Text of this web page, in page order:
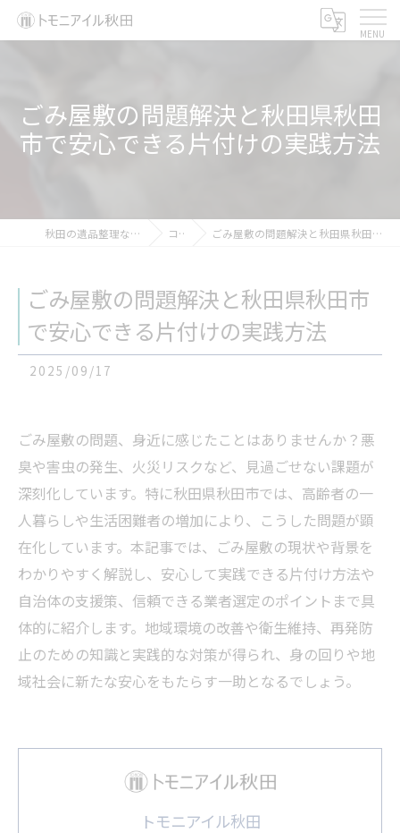
ごみ屋敷の問題解決と秋田県秋田
市で安心できる片付けの実践方法
秋田の遺品整理ならトモニアイル秋田 コラム ごみ屋敷の問題解決と秋田県秋田市で安心できる片付けの実践方法
ごみ屋敷の問題解決と秋田県秋田市
で安心できる片付けの実践方法
2025/09/17
ごみ屋敷の問題、身近に感じたことはありませんか？悪
臭や害虫の発生、火災リスクなど、見過ごせない課題が
深刻化しています。特に秋田県秋田市では、高齢者の一
人暮らしや生活困難者の増加により、こうした問題が顕
在化しています。本記事では、ごみ屋敷の現状や背景を
わかりやすく解説し、安心して実践できる片付け方法や
自治体の支援策、信頼できる業者選定のポイントまで具
体的に紹介します。地域環境の改善や衛生維持、再発防
止のための知識と実践的な対策が得られ、身の回りや地
域社会に新たな安心をもたらす一助となるでしょう。
トモニアイル秋田